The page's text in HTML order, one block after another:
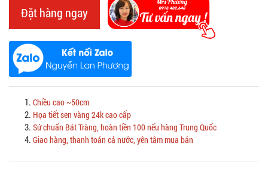
Đặt hàng ngay
Chiều cao ~50cm
Họa tiết sen vàng 24k cao cấp
Sứ chuẩn Bát Tràng, hoàn tiền 100 nếu hàng Trung Quốc
Giao hàng, thanh toán cả nước, yên tâm mua bán